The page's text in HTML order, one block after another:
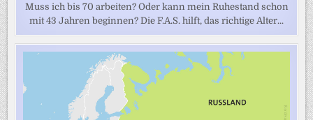
Muss ich bis 70 arbeiten? Oder kann mein Ruhestand schon
mit 43 Jahren beginnen? Die F.A.S. hilft, das richtige Alter...